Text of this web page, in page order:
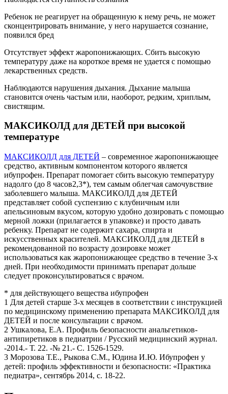
Ребенок не реагирует на обращенную к нему речь, не может
сконцентрировать внимание, у него нарушается сознание,
появился бред
Отсутствует эффект жаропонижающих. Сбить высокую
температуру даже на короткое время не удается с помощью
лекарственных средств.
Наблюдаются нарушения дыхания. Дыхание малыша
становится очень частым или, наоборот, редким, хриплым,
свистящим.
МАКСИКОЛД для ДЕТЕЙ при высокой
температуре
МАКСИКОЛД для ДЕТЕЙ – современное жаропонижающее
средство, активным компонентом которого является
ибупрофен. Препарат помогает сбить высокую температуру
надолго (до 8 часов2,3*), тем самым облегчая самочувствие
заболевшего малыша. МАКСИКОЛД для ДЕТЕЙ
представляет собой суспензию с клубничным или
апельсиновым вкусом, которую удобно дозировать с помощью
мерной ложки (прилагается в упаковке) и просто давать
ребенку. Препарат не содержит сахара, спирта и
искусственных красителей. МАКСИКОЛД для ДЕТЕЙ в
рекомендованной по возрасту дозировке может
использоваться как жаропонижающее средство в течение 3-х
дней. При необходимости принимать препарат дольше
следует проконсультироваться с врачом.
* для действующего вещества ибупрофен
1 Для детей старше 3-х месяцев в соответствии с инструкцией
по медицинскому применению препарата МАКСИКОЛД для
ДЕТЕЙ и после консультации с врачом.
2 Ушкалова, Е.А. Профиль безопасности анальгетиков-
антипиретиков в педиатрии / Русский медицинский журнал.
-2014.- Т. 22. -№ 21.- С. 1526-1529.
3 Морозова Т.Е., Рыкова С.М., Юдина И.Ю. Ибупрофен у
детей: профиль эффективности и безопасности: «Практика
педиатра», сентябрь 2014, с. 18-22.